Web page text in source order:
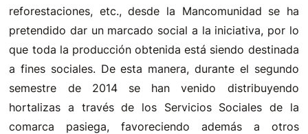
reforestaciones, etc., desde la Mancomunidad se ha
pretendido dar un marcado social a la iniciativa, por lo
que toda la producción obtenida está siendo destinada
a fines sociales. De esta manera, durante el segundo
semestre de 2014 se han venido distribuyendo
hortalizas a través de los Servicios Sociales de la
comarca pasiega, favoreciendo además a otros